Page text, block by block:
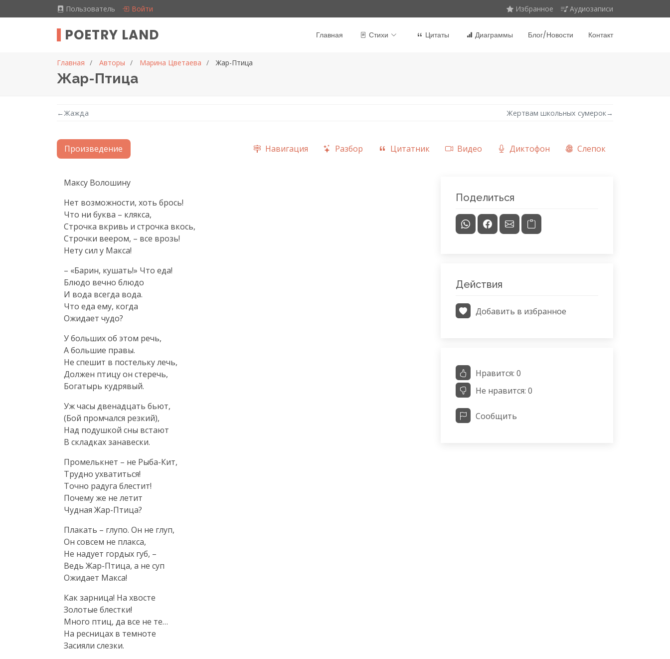
Пользователь Войти Избранное Аудиозаписи
POETRY LAND Главная Стихи Цитаты Диаграммы Блог/Новости Контакт
Главная Авторы Марина Цветаева Жар-Птица
Жар-Птица
← Жажда Жертвам школьных сумерок→
Произведение Навигация Разбор Цитатник Видео Диктофон Слепок
Текст произведения
Максу Волошину
Нет возможности, хоть брось!
Что ни буква – клякса,
Строчка вкривь и строчка вкось,
Строчки веером, – все врозь!
Нету сил у Макса!
– «Барин, кушать!» Что еда!
Блюдо вечно блюдо
И вода всегда вода.
Что еда ему, когда
Ожидает чудо?
У больших об этом речь,
А большие правы.
Не спешит в постельку лечь,
Должен птицу он стеречь,
Богатырь кудрявый.
Уж часы двенадцать бьют,
(Бой промчался резкий),
Над подушкой сны встают
В складках занавески.
Промелькнет – не Рыба-Кит,
Трудно ухватиться!
Точно радуга блестит!
Почему же не летит
Чудная Жар-Птица?
Плакать – глупо. Он не глуп,
Он совсем не плакса,
Не надует гордых губ, –
Ведь Жар-Птица, а не суп
Ожидает Макса!
Как зарница! На хвосте
Золотые блестки!
Много птиц, да все не те…
На ресницах в темноте
Засияли слезки.
Поделиться
Действия
Добавить в избранное
Нравится: 0
Не нравится: 0
Сообщить